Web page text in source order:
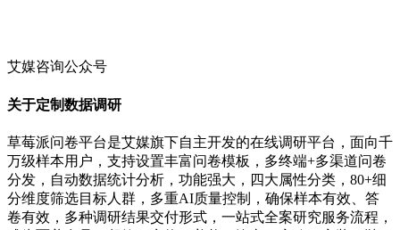
艾媒咨询公众号
关于定制数据调研
草莓派问卷平台是艾媒旗下自主开发的在线调研平台，面向千
万级样本用户，支持设置丰富问卷模板，多终端+多渠道问卷
分发，自动数据统计分析，功能强大，四大属性分类，80+细
分维度筛选目标人群，多重AI质量控制，确保样本有效、答
卷有效，多种调研结果交付形式，一站式全案研究服务流程，